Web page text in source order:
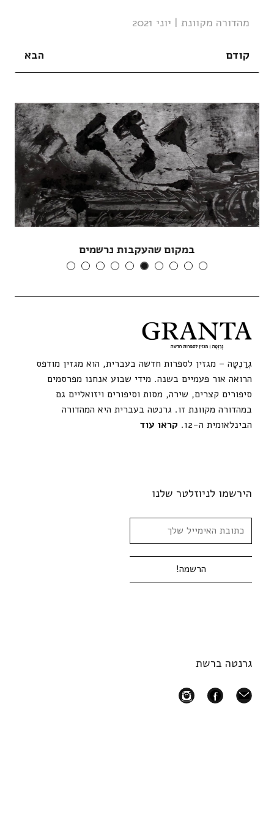
מהדורה מקוונת | יוני 2021
קודם הבא
במקום שהעקבות נרשמים
גְרַנְטָה – מגזין לספרות חדשה בעברית, הוא מגזין מודפס
הרואה אור פעמיים בשנה. מידי שבוע אנחנו מפרסמים
סיפורים קצרים, שירה, מסות וסיפורים ויזואליים גם
במהדורה מקוונת זו. גרנטה בעברית היא המהדורה
הבינלאומית ה-12.
קראו עוד
הירשמו לניוזלטר שלנו
גרנטה ברשת
mail
facebook
instagram